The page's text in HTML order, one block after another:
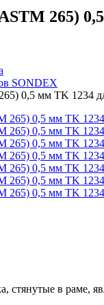
265) 0,5
SONDEX
0,5 мм TK 1234
стянутые в раме,